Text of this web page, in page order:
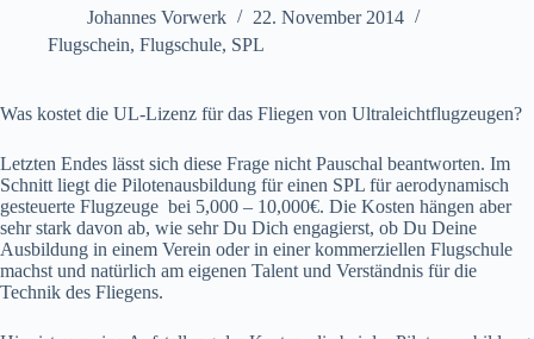
Johannes Vorwerk
22. November 2014
Flugschein, Flugschule, SPL
Was kostet die UL-Lizenz für das Fliegen von Ultraleichtflugzeugen?
Letzten Endes lässt sich diese Frage nicht Pauschal beantworten. Im
Schnitt liegt die Pilotenausbildung für einen SPL für aerodynamisch
gesteuerte Flugzeuge bei 5,000 – 10,000€. Die Kosten hängen aber
sehr stark davon ab, wie sehr Du Dich engagierst, ob Du Deine
Ausbildung in einem Verein oder in einer kommerziellen Flugschule
machst und natürlich am eigenen Talent und Verständnis für die
Technik des Fliegens.